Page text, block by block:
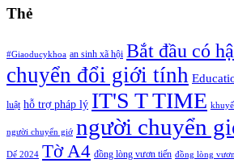
Thẻ
#Giaoducykhoa an sinh xã hội Bắt đầu có
chuyển đổi giới tính
luật hỗ trợ pháp lý IT'S T TIME
người chuyển giớ người chuyển
Dế 2024 Tờ A4 đồng lòng vươn tiến đồng lòng